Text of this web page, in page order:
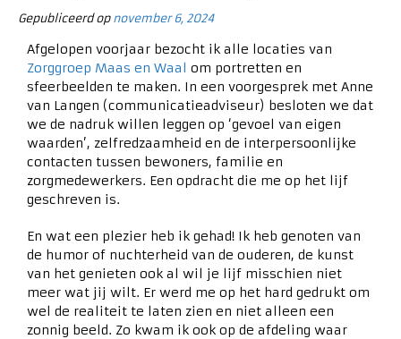
Gepubliceerd op november 6, 2024
Afgelopen voorjaar bezocht ik alle locaties van
Zorggroep Maas en Waal om portretten en
sfeerbeelden te maken. In een voorgesprek met Anne
van Langen (communicatieadviseur) besloten we dat
we de nadruk willen leggen op ‘gevoel van eigen
waarden’, zelfredzaamheid en de interpersoonlijke
contacten tussen bewoners, familie en
zorgmedewerkers. Een opdracht die me op het lijf
geschreven is.
En wat een plezier heb ik gehad! Ik heb genoten van
de humor of nuchterheid van de ouderen, de kunst
van het genieten ook al wil je lijf misschien niet
meer wat jij wilt. Er werd me op het hard gedrukt om
wel de realiteit te laten zien en niet alleen een
zonnig beeld. Zo kwam ik ook op de afdeling waar